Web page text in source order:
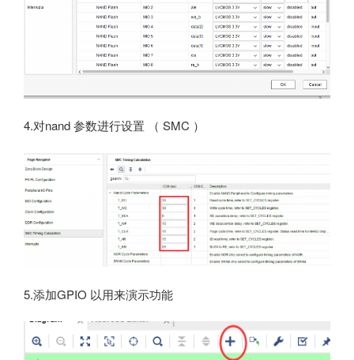
4.对nand 参数进行设置 （ SMC ）
5.添加GPIO 以用来演示功能